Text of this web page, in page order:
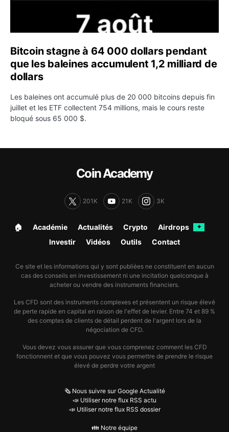
Bitcoin stagne à 64 000 dollars pendant
que les baleines accumulent 1,2 milliard de
dollars
Les baleines ont accumulé plus de 20 000 bitcoins depuis fin
juillet et les ETF collectent 754 millions, mais le cours reste
bloqué sous 65 000 $.
Coin Academy
201K 21K 3K
🏠︎ Académie Actualités Crypto Airdrops ✦
Investir Vidéos Outils Contact
Ce site et les informations qui y sont publiées ne constituent en aucun
cas des conseils en investissement ni une incitation quelconque à
acheter ou vendre des instruments financiers.
Les CFD sont des instruments complexes et présentent un risque élevé
de perte rapide en capital en raison de l'effet de levier. Entre 74 et 89 %
des comptes de clients de détail perdent de l'argent lors de la
négociation de CFD.
Vous devez vous assurer que vous comprenez comment les CFD
fonctionnent et que vous pouvez vous permettre de prendre le risque
élevé de perdre votre argent
🗞️ Nous suivre sur Google Actualité
📣 Utiliser notre flux RSS actu
📣 Utiliser notre flux RSS dossier
👪 Notre équipe